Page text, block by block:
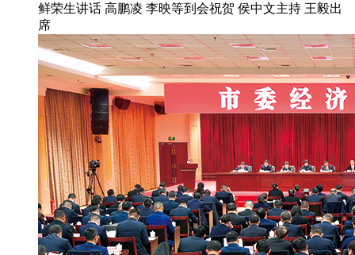
鲜荣生讲话 高鹏凌 李映等到会祝贺 侯中文主持 王毅出
席